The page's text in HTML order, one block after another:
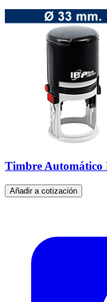
Timbre Automático
Añadir a cotización